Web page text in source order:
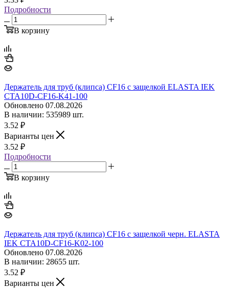
Подробности
В корзину
Держатель для труб (клипса) CF16 с защелкой ELASTA IEK
CTA10D-CF16-K41-100
Обновлено 07.08.2026
В наличии: 535989 шт.
3.52 ₽
Варианты цен
3.52 ₽
Подробности
В корзину
Держатель для труб (клипса) CF16 с защелкой черн. ELASTA
IEK CTA10D-CF16-K02-100
Обновлено 07.08.2026
В наличии: 28655 шт.
3.52 ₽
Варианты цен